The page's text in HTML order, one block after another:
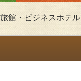
旅館・ビジネスホテル